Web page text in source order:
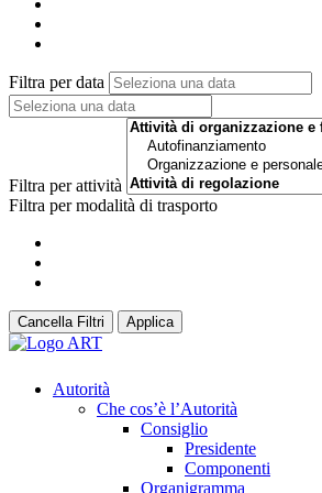
Filtra per data
Filtra per attività
Filtra per modalità di trasporto
Cancella Filtri Applica
Autorità
Che cos’è l’Autorità
Consiglio
Presidente
Componenti
Organigramma